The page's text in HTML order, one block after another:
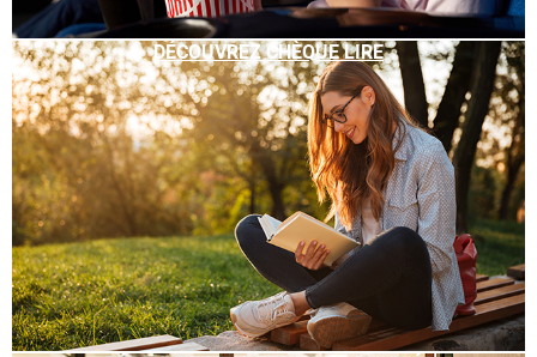
DÉCOUVREZ CHÈQUE LIRE